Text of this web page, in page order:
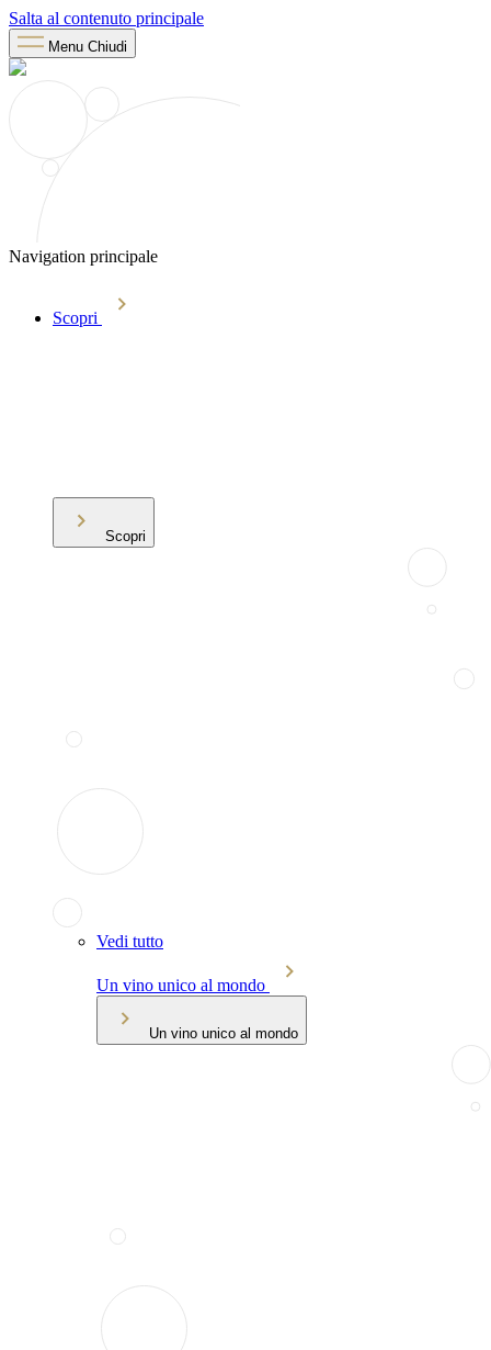
Salta al contenuto principale
Menu Chiudi
Navigation principale
Scopri
Scopri
Vedi tutto
Un vino unico al mondo
Un vino unico al mondo